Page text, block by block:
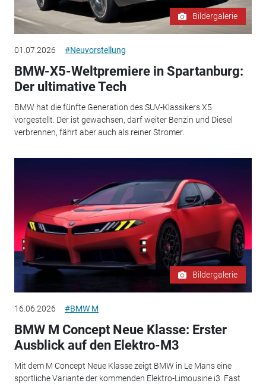
Bildergalerie
01.07.2026 #Neuvorstellung
BMW-X5-Weltpremiere in Spartanburg:
Der ultimative Tech
BMW hat die fünfte Generation des SUV-Klassikers X5
vorgestellt. Der ist gewachsen, darf weiter Benzin und Diesel
verbrennen, fährt aber auch als reiner Stromer.
Bildergalerie
16.06.2026 #BMW M
BMW M Concept Neue Klasse: Erster
Ausblick auf den Elektro-M3
Mit dem M Concept Neue Klasse zeigt BMW in Le Mans eine
sportliche Variante der kommenden Elektro-Limousine i3. Fast